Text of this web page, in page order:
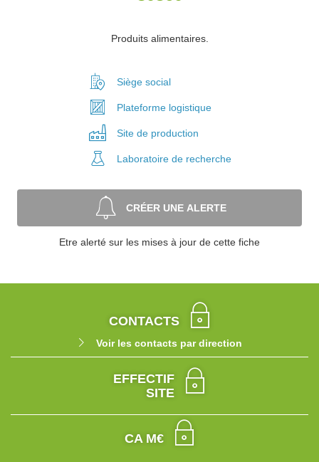
Produits alimentaires.
Siège social
Plateforme logistique
Site de production
Laboratoire de recherche
CRÉER UNE ALERTE
Etre alerté sur les mises à jour de cette fiche
CONTACTS
Voir les contacts par direction
EFFECTIF
SITE
CA M€